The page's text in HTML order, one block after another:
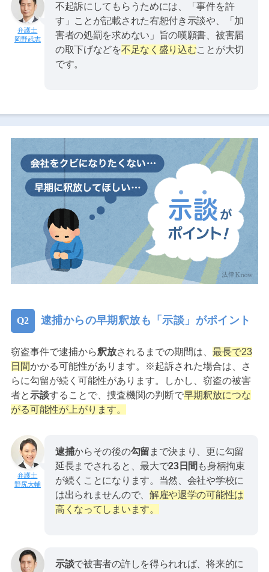
岡野武志
不起訴にしてもらうためには、「事件を許
す」ことが記載された宥恕付き示談や、「加
害者の処罰を求めない」旨の嘆願書、被害届
の取下げなどを不足なく盛り込むことが大切
です。
逮捕からの早期釈放も「示談」がポイント
窃盗事件で逮捕から釈放されるまでの期間は、 最長で23
日間かかる可能性があります。※起訴された場合は、さ
らに勾留が続く可能性があります。しかし、窃盗の被害
者と示談することで、捜査機関の判断で早期釈放につな
がる可能性が上がります。
野尻大輔
逮捕からその後の勾留 まで決まり、更に勾留
延長までされると、最大で23日間 も身柄拘束
が続くことになります。当然、会社や学校に
は出られませんので、 解雇や退学の可能性は
高くなってしまいます。
示談で被害者の許しを得られれば、将来的に